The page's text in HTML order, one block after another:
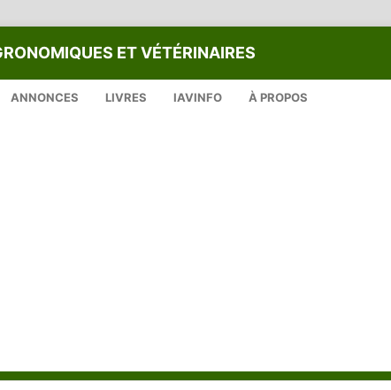
ET VÉTÉRINAIRES
ANNONCES LIVRES IAVINFO À PROPOS